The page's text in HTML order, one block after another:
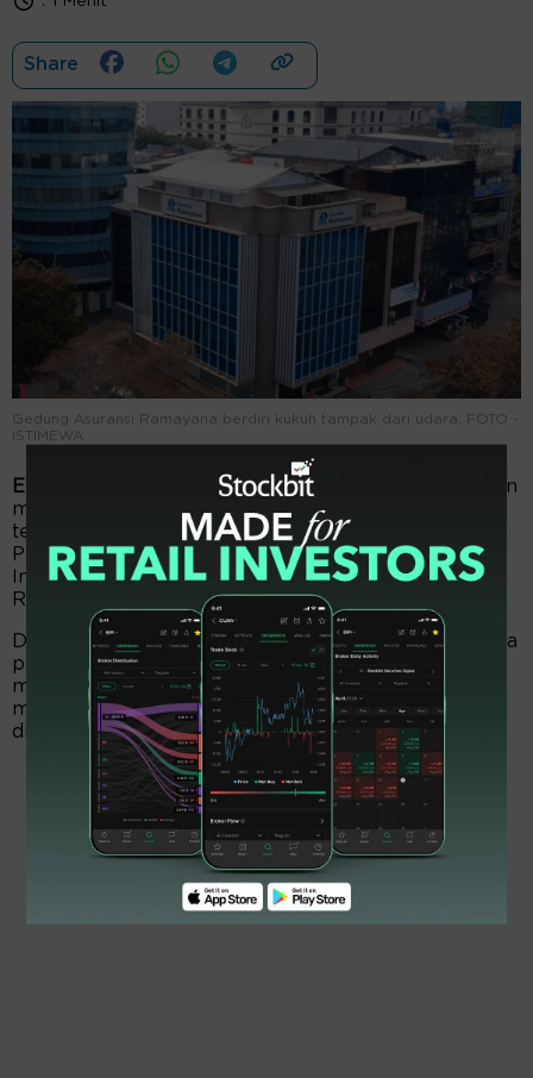
Share
Gedung Asuransi Ramayana berdiri kukuh tampak dari udara. FOTO -
ISTIMEWA
EmitenNews.com -
Asuransi Ramayana (ASRM) akan
meneber dividen saham tahun buku 2024. Rencana
tersebut telah dipatenkan dalam Rapat Umum
Pemegang Saham (RUPS) pada 4 November 2025.
Investor menyetujui total dividen saham mencapai
Rp20,93 miliar.
Dasar kapitalisasi dividen saham menggunakan harga
pasar Rp344 per lembar. Nah, dari jumlah Rp20,93
miliar terbagi atas 60.856.768 saham, senilai Rp7,6
miliar akan akan langsung dibukukan sebagai modal
ditempatkan dan disetor.